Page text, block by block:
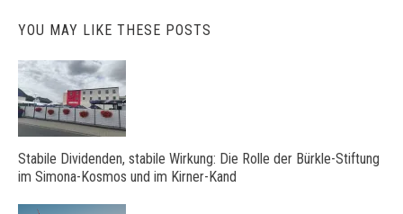
YOU MAY LIKE THESE POSTS
Stabile Dividenden, stabile Wirkung: Die Rolle der Bürkle-Stiftung
im Simona-Kosmos und im Kirner-Kand